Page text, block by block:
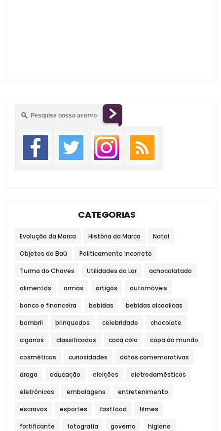
CATEGORIAS
Evolução da Marca História da Marca Natal
Objetos do Baú Politicamente Incorreto
Turma do Chaves Utilidades do Lar achocolatado
alimentos armas artigos automóveis
banco e financeira bebidas bebidas alcoolicas
bombril brinquedos celebridade chocolate
cigarros classificados coca cola copa do mundo
cosméticos curiosidades datas comemorativas
droga educação eleições eletrodomésticos
eletrônicos embalagens entretenimento
escravos esportes fastfood filmes
fortificante fotografia governo higiene